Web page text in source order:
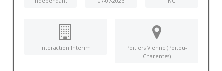
Interaction Interim
Poitiers Vienne (Poitou-
Charentes)